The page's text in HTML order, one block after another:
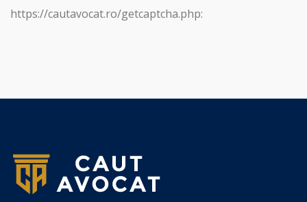
https://cautavocat.ro/getcaptcha.php: